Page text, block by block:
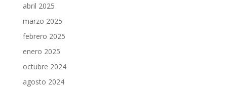
abril 2025
marzo 2025
febrero 2025
enero 2025
octubre 2024
agosto 2024